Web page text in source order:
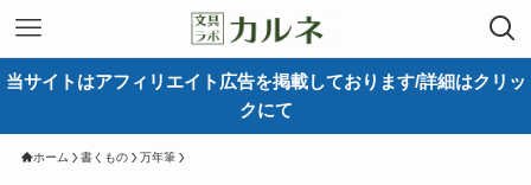
当サイトはアフィリエイト広告を掲載しております/詳細はクリッ
クにて
ホーム 書くもの 万年筆